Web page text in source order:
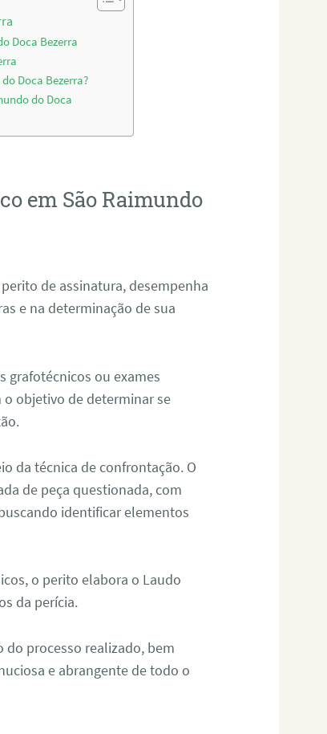
Doca Bezerra
Doca Bezerra?
do Doca
em São Raimundo
de assinatura, desempenha
e na determinação de sua
grafotécnicos ou exames
o objetivo de determinar se
da técnica de confrontação. O
de peça questionada, com
identificar elementos
o perito elabora o Laudo
da perícia.
do processo realizado, bem
e abrangente de todo o